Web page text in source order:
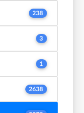
238
3
1
2638